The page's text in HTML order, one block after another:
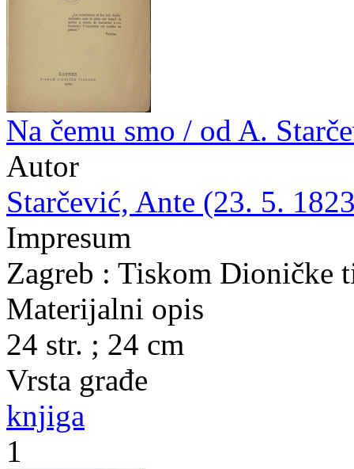
Na čemu smo / od A.
Autor
Starčević, Ante (23. 5.
Impresum
Zagreb : Tiskom Dioničke
Materijalni opis
24 str. ; 24 cm
Vrsta građe
knjiga
1